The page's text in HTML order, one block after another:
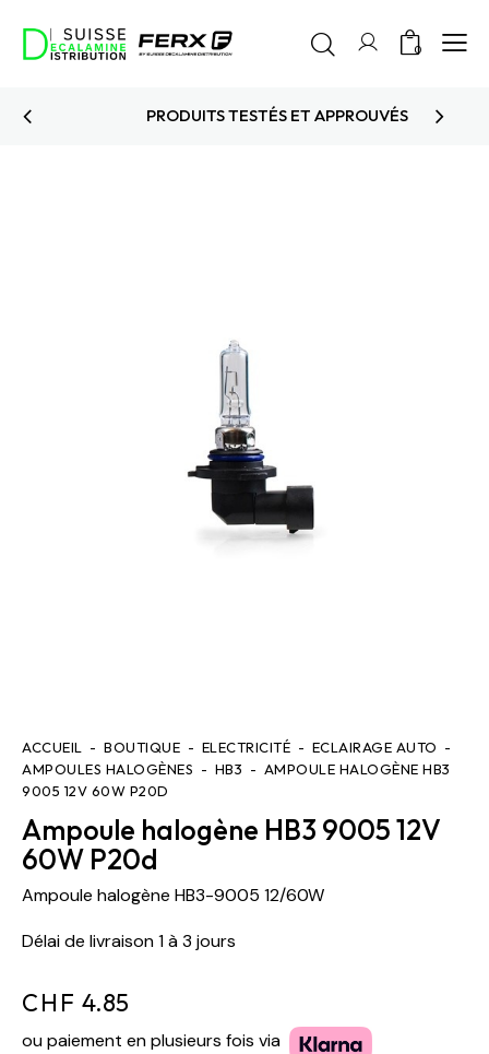
0
PRODUITS TESTÉS ET APPROUVÉS
ACCUEIL BOUTIQUE ELECTRICITÉ
ECLAIRAGE AUTO
AMPOULES HALOGÈNES
HB3
AMPOULE HALOGÈNE HB3
9005 12V 60W P20D
Ampoule halogène HB3 9005 12V
60W P20d
Ampoule halogène HB3-9005 12/60W
Délai de livraison 1 à 3 jours
CHF 4.85
ou paiement en plusieurs fois via